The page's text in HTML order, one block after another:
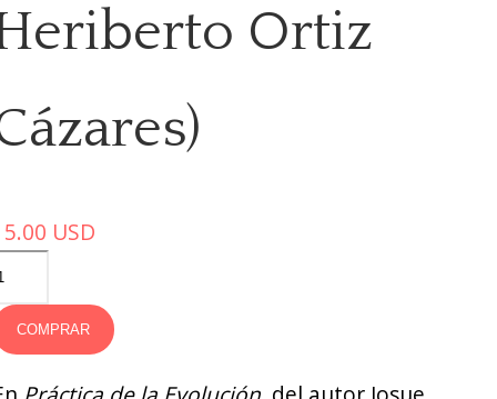
Ortiz
USD
COMPRAR